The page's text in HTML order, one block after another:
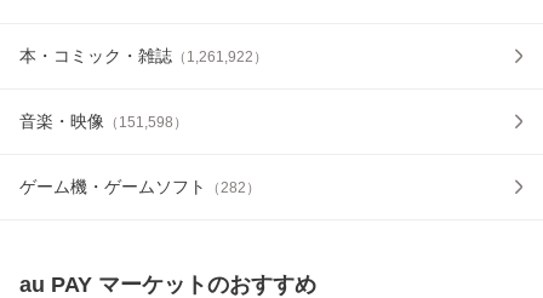
本・コミック・雑誌 （ 1,261,922 ）
音楽・映像 （ 151,598 ）
ゲーム機・ゲームソフト （282 ）
au PAY マーケットのおすすめ